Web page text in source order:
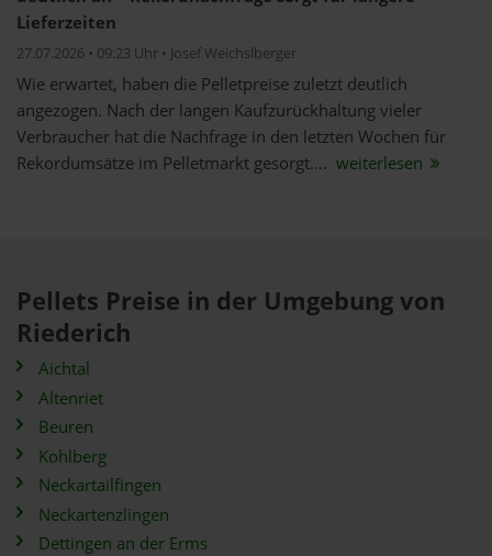
Lieferzeiten
27.07.2026 • 09:23 Uhr • Josef Weichslberger
Wie erwartet, haben die Pelletpreise zuletzt deutlich
angezogen. Nach der langen Kaufzurückhaltung vieler
Verbraucher hat die Nachfrage in den letzten Wochen für
Rekordumsätze im Pelletmarkt gesorgt.... weiterlesen
Pellets Preise in der Umgebung von
Riederich
Aichtal
Altenriet
Beuren
Kohlberg
Neckartailfingen
Neckartenzlingen
Dettingen an der Erms